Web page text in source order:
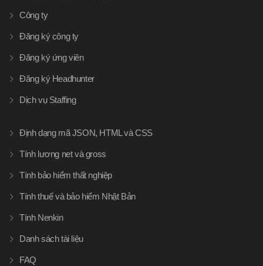
Công ty
Đăng ký công ty
Đăng ký ứng viên
Đăng ký Headhunter
Dịch vụ Staffing
Định dạng mã JSON, HTML và CSS
Tính lương net và gross
Tính bảo hiểm thất nghiệp
Tính thuế và bảo hiểm Nhật Bản
Tính Nenkin
Danh sách tài liệu
FAQ